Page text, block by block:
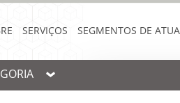
SERVIÇOS SEGMENTOS DE